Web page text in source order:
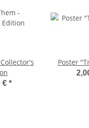
€ *
Poster